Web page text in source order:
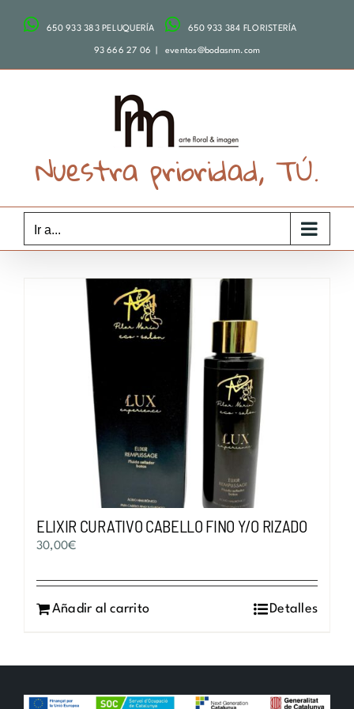
650 933 383 PELUQUERÍA 650 933 384 FLORISTERÍA
93 666 27 06 eventos@bodasnm.com
Nuestra prioridad, TÚ.
Ir a...
ELIXIR CURATIVO CABELLO FINO Y/O RIZADO
30,00€
Añadir al carrito Detalles